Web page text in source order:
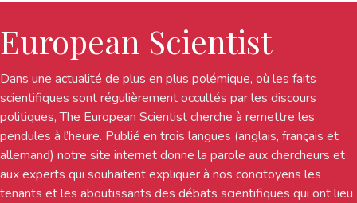
European Scientist
Dans une actualité de plus en plus polémique, où les faits
scientifiques sont régulièrement occultés par les discours
politiques, The European Scientist cherche à remettre les
pendules à l’heure. Publié en trois langues (anglais, français et
allemand) notre site internet donne la parole aux chercheurs et
aux experts qui souhaitent expliquer à nos concitoyens les
tenants et les aboutissants des débats scientifiques qui ont lieu